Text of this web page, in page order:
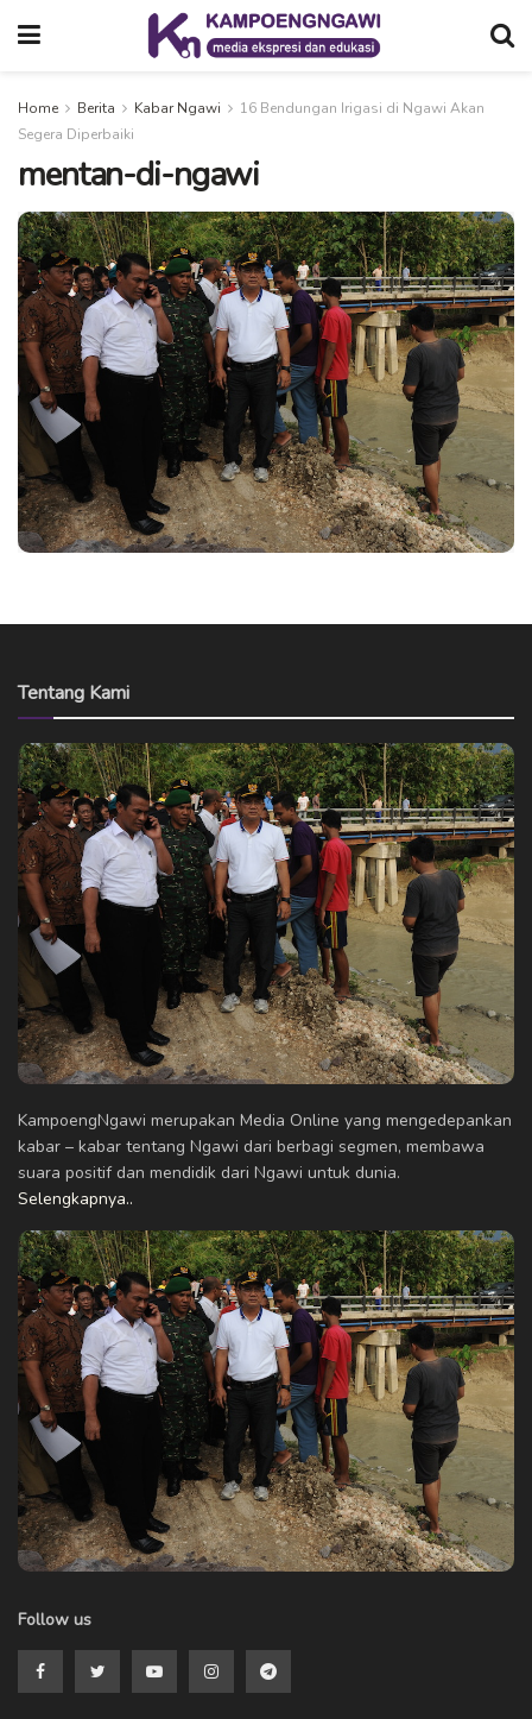
Home Berita Kabar Ngawi
16 Bendungan Irigasi di Ngawi Akan
Segera Diperbaiki
mentan-di-ngawi
Tentang Kami
KampoengNgawi merupakan Media Online yang mengedepankan
kabar – kabar tentang Ngawi dari berbagi segmen, membawa
suara positif dan mendidik dari Ngawi untuk dunia.
Selengkapnya..
Follow us